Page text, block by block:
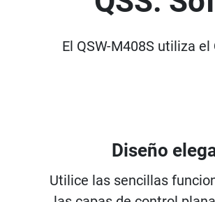
El QSW-M408S utiliza
Diseño
Utilice las sencillas